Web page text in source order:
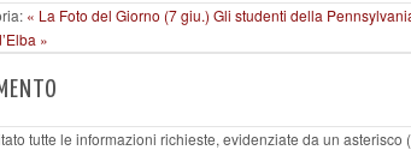
« La Foto del Giorno (7 giu.) Gli studenti della
»
tutte le informazioni richieste, evidenziate da un asterisco